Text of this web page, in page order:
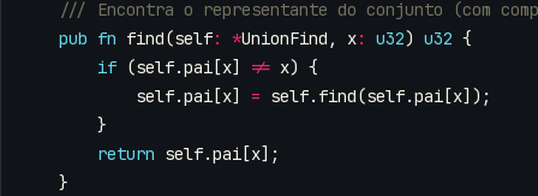
pub fn find(self: *UnionFind , x: u32) u32 {
if (self.pai [x] != x) {
self.pai [x] = self. find(self.pai [x]);
}
return self.pai [x];
}